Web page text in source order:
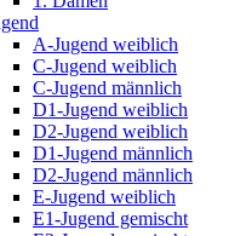
A-Jugend weiblich
C-Jugend weiblich
C-Jugend männlich
D1-Jugend weiblich
D2-Jugend weiblich
D1-Jugend männlich
D2-Jugend männlich
E-Jugend weiblich
E1-Jugend gemischt